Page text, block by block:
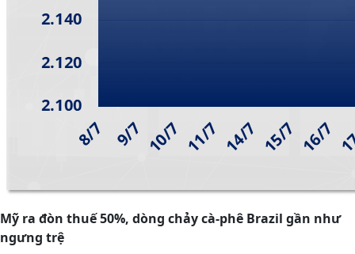
Mỹ ra đòn thuế 50%, dòng chảy cà-phê Brazil gần như
ngưng trệ